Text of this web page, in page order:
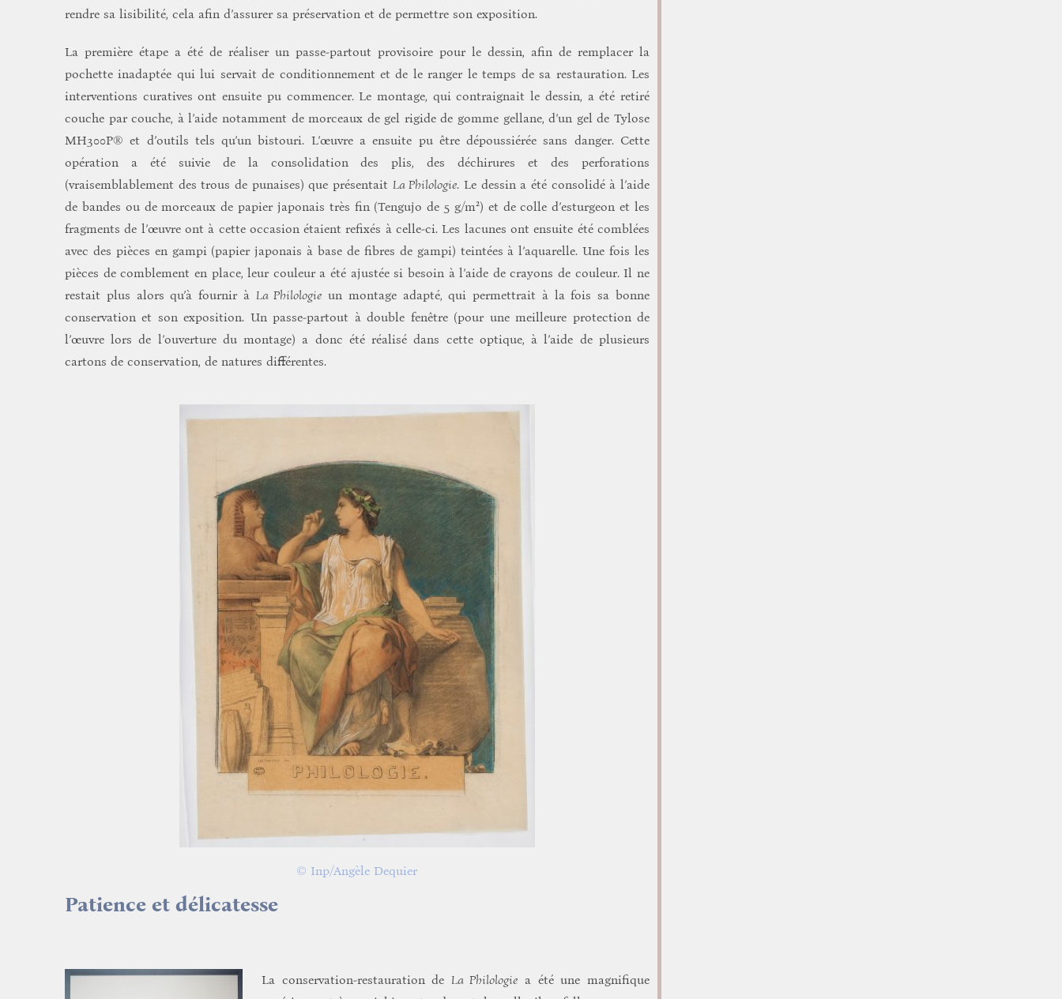
rendre sa lisibilité, cela afin d’assurer sa préservation et de permettre son exposition.
La première étape a été de réaliser un passe-partout provisoire pour le dessin, afin de remplacer la
pochette inadaptée qui lui servait de conditionnement et de le ranger le temps de sa restauration. Les
interventions curatives ont ensuite pu commencer. Le montage, qui contraignait le dessin, a été retiré
couche par couche, à l’aide notamment de morceaux de gel rigide de gomme gellane, d’un gel de Tylose
MH300P® et d’outils tels qu’un bistouri. L’œuvre a ensuite pu être dépoussiérée sans danger. Cette
opération a été suivie de la consolidation des plis, des déchirures et des perforations
(vraisemblablement des trous de punaises) que présentait La Philologie. Le dessin a été consolidé à l’aide
de bandes ou de morceaux de papier japonais très fin (Tengujo de 5 g/m²) et de colle d’esturgeon et les
fragments de l’œuvre ont à cette occasion étaient refixés à celle-ci. Les lacunes ont ensuite été comblées
avec des pièces en gampi (papier japonais à base de fibres de gampi) teintées à l’aquarelle. Une fois les
pièces de comblement en place, leur couleur a été ajustée si besoin à l’aide de crayons de couleur. Il ne
restait plus alors qu’à fournir à La Philologie un montage adapté, qui permettrait à la fois sa bonne
conservation et son exposition. Un passe-partout à double fenêtre (pour une meilleure protection de
l’œuvre lors de l’ouverture du montage) a donc été réalisé dans cette optique, à l’aide de plusieurs
cartons de conservation, de natures différentes.
© Inp/Angèle Dequier
Patience et délicatesse
La conservation-restauration de La Philologie a été une magnifique